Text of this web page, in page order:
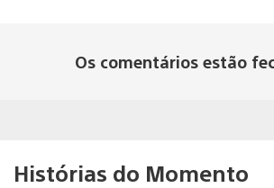
Os comentários estão
Histórias do Momento